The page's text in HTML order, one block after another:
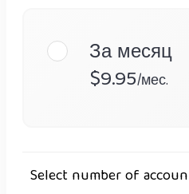
За месяц
$9.95/мес.
Select number of